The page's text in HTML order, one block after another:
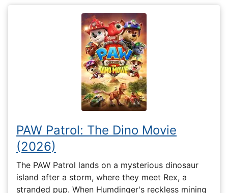
PAW Patrol: The Dino Movie
(2026)
The PAW Patrol lands on a mysterious dinosaur
island after a storm, where they meet Rex, a
stranded pup. When Humdinger's reckless mining